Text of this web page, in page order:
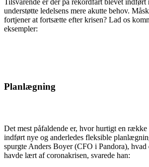
understøtte ledelsens mere akutte behov.
fortjener at fortsætte efter krisen? Lad os
eksempler:
Planlægning
Det mest påfaldende er, hvor hurtigt en
indført nye og ander­ledes fleksible
spurgte Anders Boyer (CFO i Pandora), hvad
havde lært af coronakrisen, svarede han: